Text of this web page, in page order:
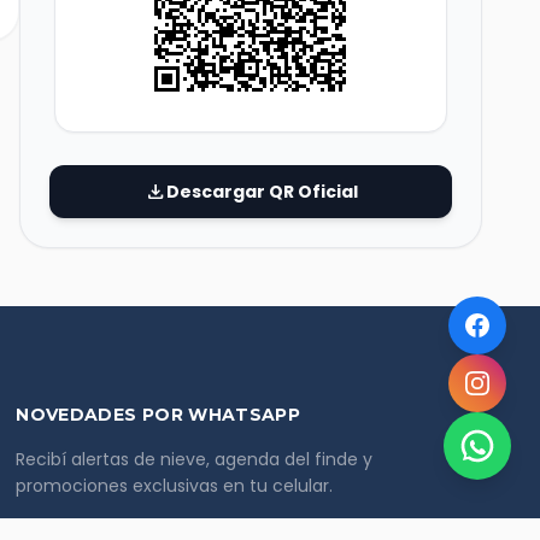
downloadDescargar QR Oficial
NOVEDADES POR WHATSAPP
Recibí alertas de nieve, agenda del finde y
promociones exclusivas en tu celular.